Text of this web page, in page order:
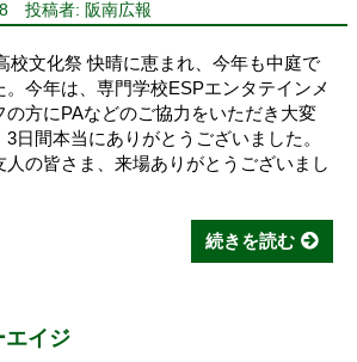
投稿者: 阪南広報
文化祭 快晴に恵まれ、今年も中庭で
今年は、専門学校ESPエンタテインメ
の方にPAなどのご協力をいただき大変
日間本当にありがとうございました。
の皆さま、来場ありがとうございまし
続きを読む
エイジ